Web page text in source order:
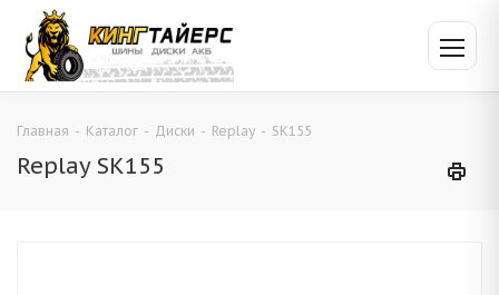
Главная - Каталог - Диски - Replay - SK155
Replay SK155